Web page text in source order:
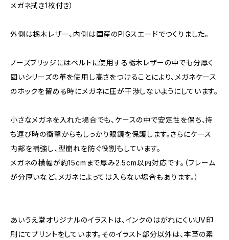
メガネ拭き1枚付き）
外側は栃木レザー、内側は国産のPIGスエードでつくりました。
ノーズブリッジにはベルトに使用する栃木レザーの中でも分厚く
固いシリーズの革を使用し高さをつけることにより、メガネケース
のホックを留める時にメガネに圧が干渉しないようにしています。
小さなメガネを入れた場合でも、ケースの中で安定性を保ち、持
ち運び時の衝撃からもしっかり眼鏡を保護します。さらにケース
内部を補強し、型崩れを防ぐ役割もしています。
メガネの横幅が約15cmまで厚み2.5cm以内対応です。（フレーム
が分厚いなど、メガネによっては入らない場合もあります。）
あいうえ堂オリジナルのイラストは、インクのはがれにくいUV印
刷にてプリントをしています。そのイラスト部分以外は、本革の素